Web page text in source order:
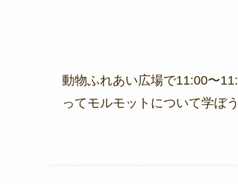
動物ふれあい広場で11:00〜
ってモルモットについて学